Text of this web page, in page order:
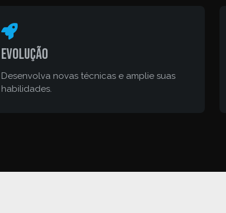
Evolução
Desenvolva novas técnicas e amplie suas
habilidades.